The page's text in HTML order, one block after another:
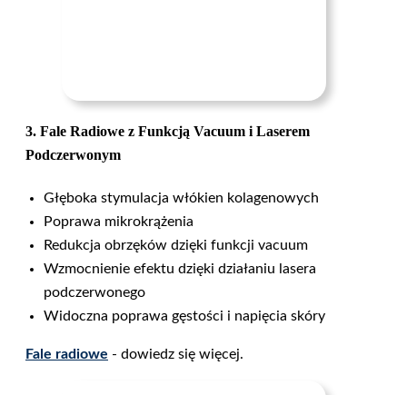
3. Fale Radiowe z Funkcją Vacuum i Laserem
Podczerwonym
Głęboka stymulacja włókien kolagenowych
Poprawa mikrokrążenia
Redukcja obrzęków dzięki funkcji vacuum
Wzmocnienie efektu dzięki działaniu lasera
podczerwonego
Widoczna poprawa gęstości i napięcia skóry
Fale radiowe - dowiedz się więcej.